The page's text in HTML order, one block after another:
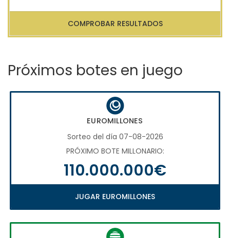
COMPROBAR RESULTADOS
Próximos botes en juego
EUROMILLONES
Sorteo del día 07-08-2026
PRÓXIMO BOTE MILLONARIO:
110.000.000€
JUGAR EUROMILLONES